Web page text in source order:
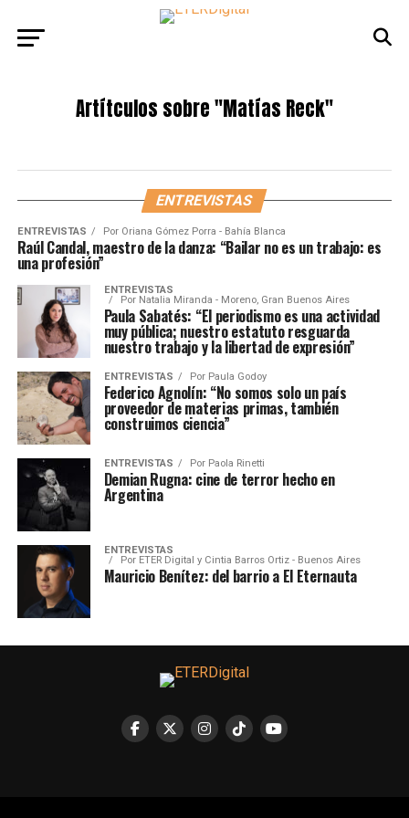
Artítculos sobre"Matías Reck"
ENTREVISTAS
ENTREVISTAS Por Oriana Gómez Porra - Bahía Blanca
Raúl Candal, maestro de la danza: “Bailar no es un trabajo: es
una profesión”
ENTREVISTAS
Por Natalia Miranda - Moreno, Gran Buenos Aires
Paula Sabatés: “El periodismo es una actividad
muy pública; nuestro estatuto resguarda
nuestro trabajo y la libertad de expresión”
ENTREVISTAS Por Paula Godoy
Federico Agnolín: “No somos solo un país
proveedor de materias primas, también
construimos ciencia”
ENTREVISTAS Por Paola Rinetti
Demian Rugna: cine de terror hecho en
Argentina
ENTREVISTAS
Por ETER Digital y Cintia Barros Ortiz - Buenos Aires
Mauricio Benítez: del barrio a El Eternauta